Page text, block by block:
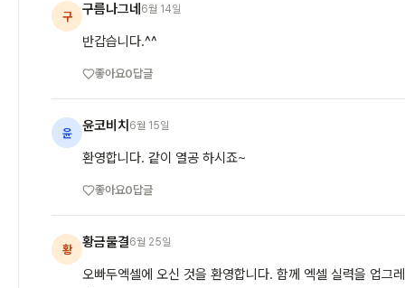
구 구름나그네 6월 14일
반갑습니다.^^
좋아요0답글
윤 윤코비치 6월 15일
환영합니다. 같이 열공 하시죠~
좋아요0답글
황 황금물결6월 25일
오빠두엑셀에 오신 것을 환영합니다. 함께 엑셀 실력을 업그